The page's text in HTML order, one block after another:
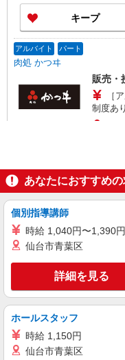
キープ
アルバイト パート
肉処 かつヰ
販売
［
制度あ
神
ラス武
キープ
アルバイト パート
九州屋
荷下ろ
［
費規定
時以降
神
ラス武
キープ
あなたにおすすめ
個別指導講師
時給 1,040円〜1,390円
仙台市青葉区
詳細を見る
ホールスタッフ
時給 1,150円
仙台市青葉区